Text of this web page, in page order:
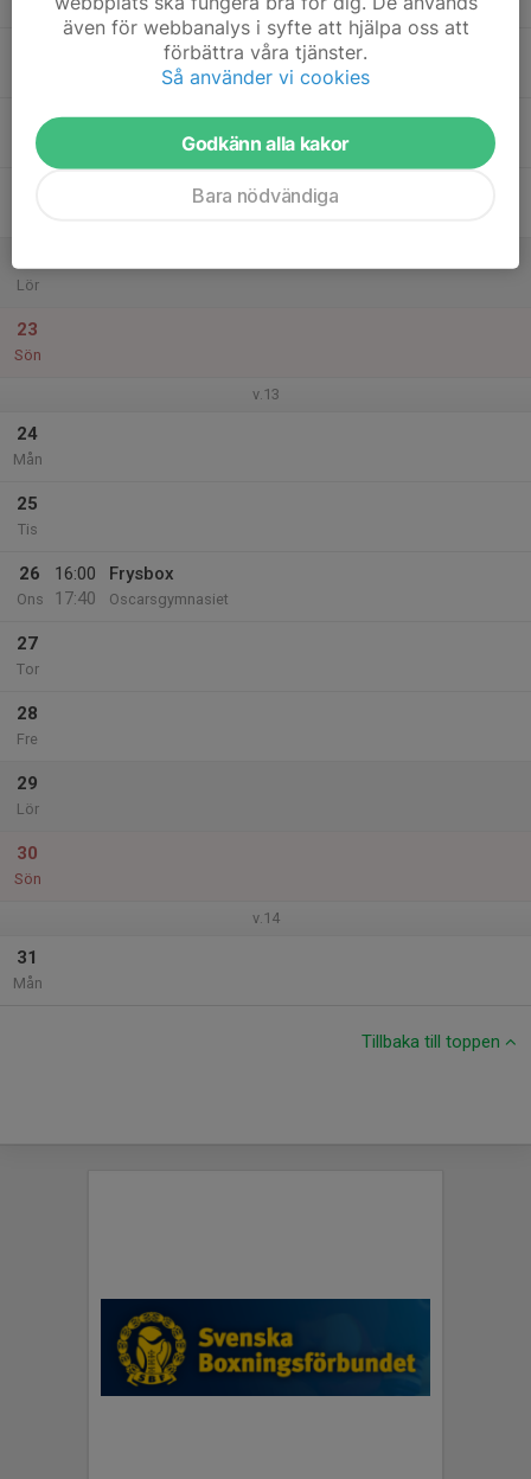
Frysbox
Oscarsgymnasiet
Tor
Lör
23
Sön
v.13
24
Mån
25
Tis
26
Ons
16:00
17:40
Frysbox
Oscarsgymnasiet
27
Tor
28
Fre
29
Lör
30
Sön
v.14
31
Mån
Tillbaka till toppen
även för webbanalys i syfte att hjälpa oss att
förbättra våra tjänster.
Så använder vi cookies
Godkänn alla kakor
Bara nödvändiga